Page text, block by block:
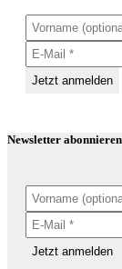
Newsletter abonnieren